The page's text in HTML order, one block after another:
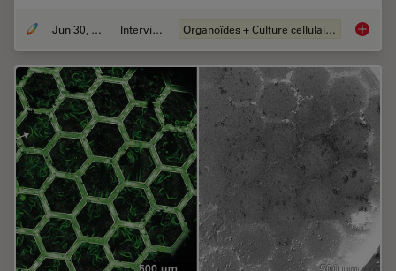
Jun 30, 2026 Interviews Organoïdes + Culture cellulaire en 3D